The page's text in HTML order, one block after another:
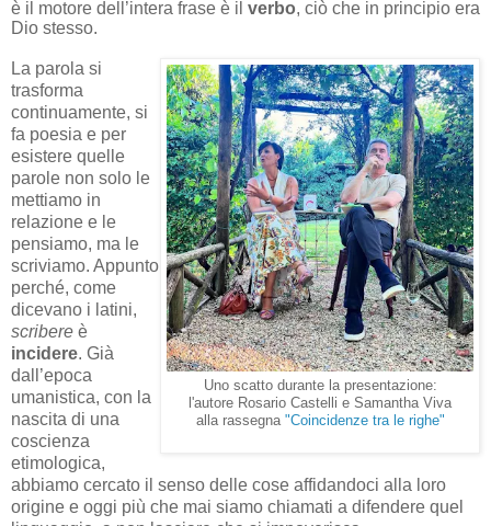
è il motore dell’intera frase è il verbo, ciò che in principio era
Dio stesso.
Uno scatto durante la presentazione:
l'autore Rosario Castelli e Samantha Viva
alla rassegna "Coincidenze tra le righe"
La parola si
trasforma
continuamente, si
fa poesia e per
esistere quelle
parole non solo le
mettiamo in
relazione e le
pensiamo, ma le
scriviamo. Appunto
perché, come
dicevano i latini,
scribere è
incidere. Già
dall’epoca
umanistica, con la
nascita di una
coscienza
etimologica,
abbiamo cercato il senso delle cose affidandoci alla loro
origine e oggi più che mai siamo chiamati a difendere quel